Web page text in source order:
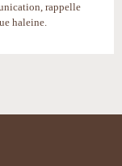
rappelle
haleine.